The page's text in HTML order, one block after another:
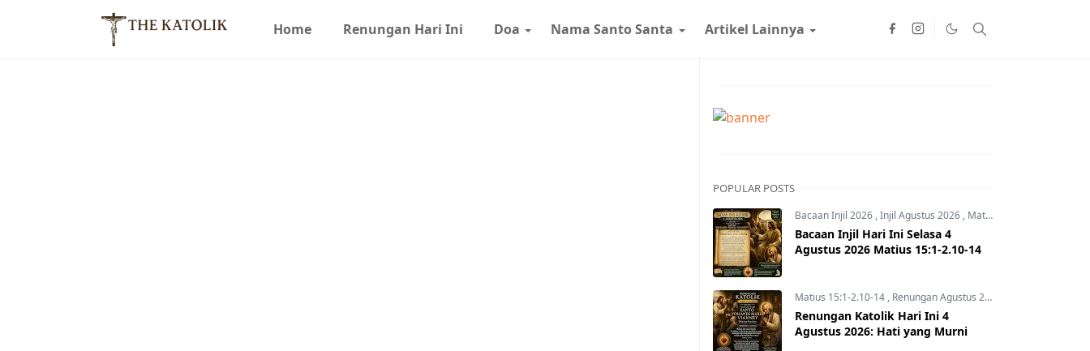
Home Renungan Hari Ini Doa Nama Santo Santa Artikel Lainnya
POPULAR POSTS
Bacaan Injil 2026 ,Injil Agustus 2026 , Matius 15:1-2.10-14
Bacaan Injil Hari Ini Selasa 4
Agustus 2026 Matius 15:1-2.10-14
Matius 15:1-2.10-14 , Renungan Agustus 2026
Renungan Katolik Hari Ini 4
Agustus 2026: Hati yang Murni